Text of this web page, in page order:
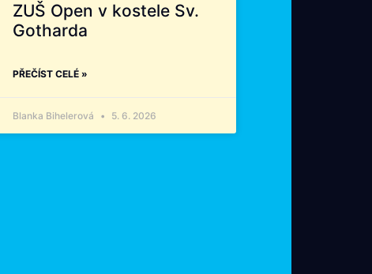
ZUŠ Open v kostele Sv.
Gotharda
PŘEČÍST CELÉ »
Blanka Bihelerová 5. 6. 2026